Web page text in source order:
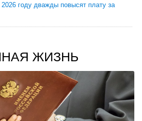
году дважды повысят плату за
ЖИЗНЬ